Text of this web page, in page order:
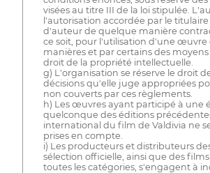
visées au titre III de la loi stipulée.
l'autorisation accordée par le
d'auteur de quelque manière
ce soit, pour l'utilisation d'une œuvre
manières et par certains des
droit de la propriété intellectuelle.
g) L'organisation se réserve le droit
décisions qu'elle juge appropriées
non couverts par ces règlements.
h) Les œuvres ayant participé à une
quelconque des éditions
international du film de Valdivia ne
prises en compte.
i) Les producteurs et distributeurs
sélection officielle, ainsi que des
toutes les catégories, s'engagent à